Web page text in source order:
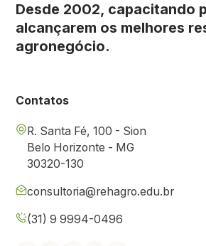
Desde 2002, capacitando
alcançarem os melhores
agronegócio.
Contatos
R. Santa Fé, 100 - Sion
Belo Horizonte - MG
30320-130
consultoria@rehagro.edu.br
(31) 9 9994-0496